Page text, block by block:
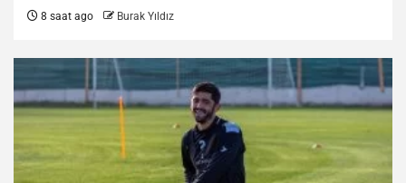
8 saat ago Burak Yıldız